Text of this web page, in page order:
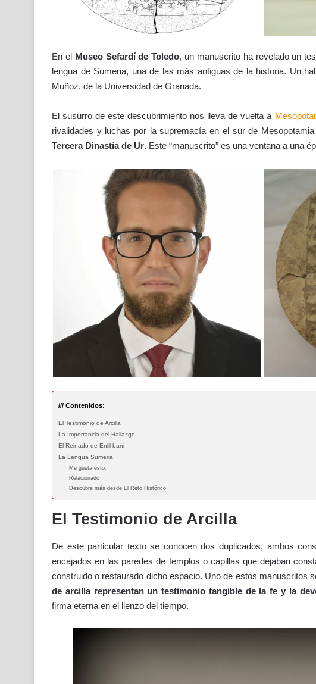
En el Museo Sefardí de Toledo, un manuscrito ha revelado un
lengua de Sumeria, una de las más antiguas de la historia. Un
Muñoz, de la Universidad de Granada.
El susurro de este descubrimiento nos lleva de vuelta a
rivalidades y luchas por la supremacía en el sur de
Tercera Dinastía de Ur. Este “manuscrito” es una ventana a una
/// Contenidos:
El Testimonio de Arcilla
La Importancia del Hallazgo
El Reinado de Enlil-bani
La Lengua Sumeria
Me gusta esto:
Relacionado
Descubre más desde El Reto Histórico
El Testimonio de Arcilla
De este particular texto se conocen dos duplicados, ambos
encajados en las paredes de templos o capillas que dejaban
construido o restaurado dicho espacio. Uno de estos manuscritos
de arcilla representan un testimonio tangible de la fe y la
firma eterna en el lienzo del tiempo.